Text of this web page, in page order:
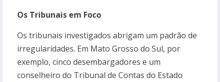
Os Tribunais em Foco
Os tribunais investigados abrigam um padrão de
irregularidades. Em Mato Grosso do Sul, por
exemplo, cinco desembargadores e um
conselheiro do Tribunal de Contas do Estado